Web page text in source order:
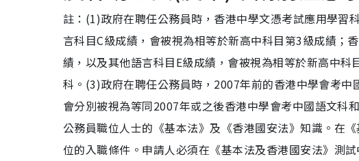
註：(1)政府在聘任公務員時，香港中學文憑考試應用學
言科目C級成績，會被視為相等於新高中科目第3級成績；
績，以及其他語言科目E級成績，會被視為相等於新高中
科。(3)政府在聘任公務員時，2007年前的香港中學會考
會分別被視為等同2007年或之後香港中學會考中國語文
公務員職位人士的《基本法》及《香港國安法》知識。在
位的入職條件。申請人必須在《基本法及香港國安法》測